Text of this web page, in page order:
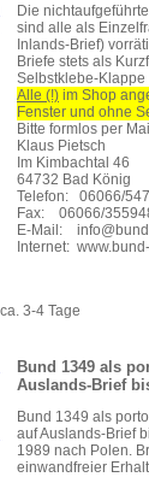
Die
sind alle als
Inlands-Brief)
Briefe stets als
Selbstklebe-
Alle (!) im Shop
Fenster und ohne
Bitte formlos per
Klaus Pietsch
Im Kimbachtal 46
64732 Bad König
Telefon: 06066/547
Fax: 06066/
E-Mail:
Internet:
ca. 3-4 Tage
Bund 1349 als
Auslands-Brief
Bund 1349 als
auf Auslands-Brief
1989 nach Polen.
einwandfreier